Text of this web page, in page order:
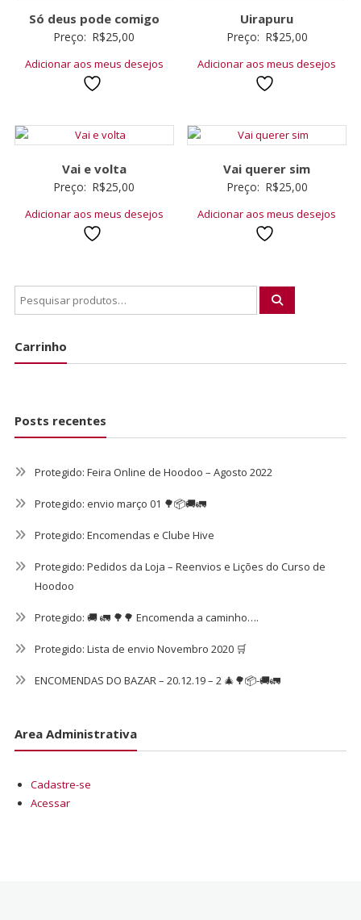
Só deus pode comigo
Preço: R$25,00
Adicionar aos meus desejos
Uirapuru
Preço: R$25,00
Adicionar aos meus desejos
Vai e volta
Preço: R$25,00
Adicionar aos meus desejos
Vai querer sim
Preço: R$25,00
Adicionar aos meus desejos
Carrinho
Posts recentes
Protegido: Feira Online de Hoodoo – Agosto 2022
Protegido: envio março 01 🌳📦🚚🚛
Protegido: Encomendas e Clube Hive
Protegido: Pedidos da Loja – Reenvios e Lições do Curso de
Hoodoo
Protegido: 🚚 🚛 🌳🌳 Encomenda a caminho….
Protegido: Lista de envio Novembro 2020 🛒
ENCOMENDAS DO BAZAR – 20.12.19 – 2 🎄🌳📦-🚚🚛
Area Administrativa
Cadastre-se
Acessar